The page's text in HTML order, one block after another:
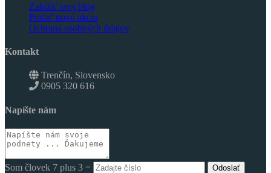
Založiť svoj blog
Pridať novú akciu
Ochrana osobných údajov
Kontakt
Trenčín, Slovensko
0905 320 616
Napíšte nám
Som človek 7 plus 3 = Odoslať